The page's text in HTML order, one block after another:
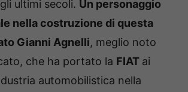
ultimi secoli. Un personaggio
nella costruzione di questa
Gianni Agnelli, meglio noto
che ha portato la FIAT ai
automobilistica nella